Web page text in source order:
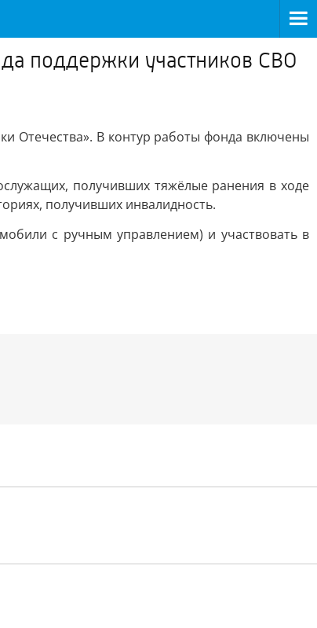
поддержки участников СВО
Отечества». В контур работы фонда включены
получивших тяжёлые ранения в ходе
получивших инвалидность.
с ручным управлением) и участвовать в